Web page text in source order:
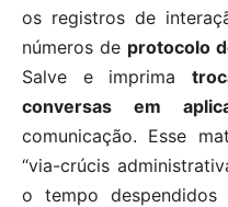
os registros de
números de protocolo
Salve e imprima
conversas em
comunicação. Esse
“via-crúcis
o tempo